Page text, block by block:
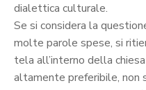
dialettica culturale.
Se si considera la
molte parole spese, si
tela all’interno della
altamente preferibile, non